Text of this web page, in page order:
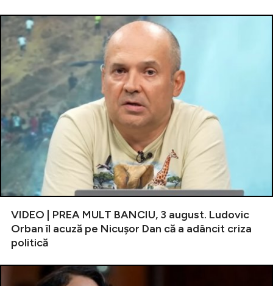
VIDEO | PREA MULT BANCIU, 3 august. Ludovic
Orban îl acuză pe Nicușor Dan că a adâncit criza
politică